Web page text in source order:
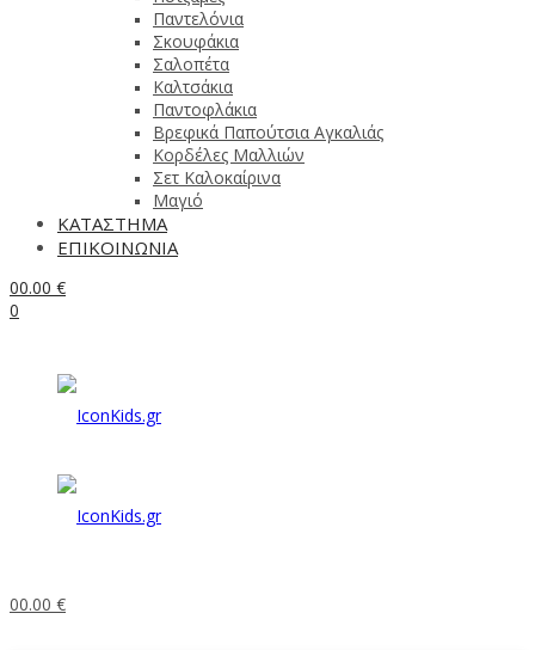
Παντελόνια
Σκουφάκια
Σαλοπέτα
Καλτσάκια
Παντοφλάκια
Βρεφικά Παπούτσια Αγκαλιάς
Κορδέλες Μαλλιών
Σετ Καλοκαίρινα
Μαγιό
ΚΑΤΑΣΤΗΜΑ
ΕΠΙΚΟΙΝΩΝΙΑ
00.00 €
0
00.00 €